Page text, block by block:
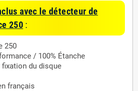
avec le détecteur de
250:
250
/ 100% Étanche
du disque
français